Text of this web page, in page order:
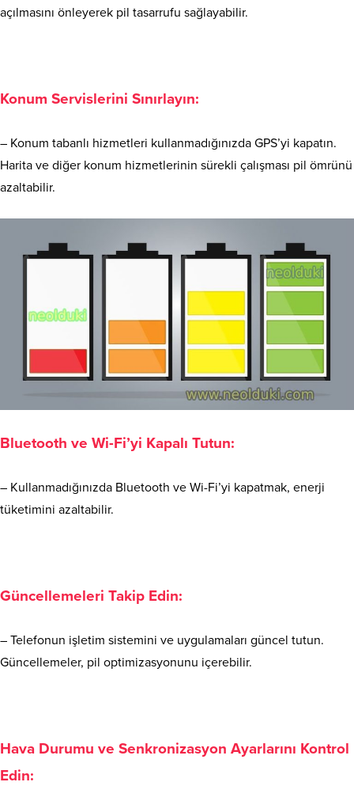
açılmasını önleyerek pil tasarrufu sağlayabilir.
Konum Servislerini Sınırlayın:
– Konum tabanlı hizmetleri kullanmadığınızda GPS’yi kapatın.
Harita ve diğer konum hizmetlerinin sürekli çalışması pil ömrünü
azaltabilir.
Bluetooth ve Wi-Fi’yi Kapalı Tutun:
– Kullanmadığınızda Bluetooth ve Wi-Fi’yi kapatmak, enerji
tüketimini azaltabilir.
Güncellemeleri Takip Edin:
– Telefonun işletim sistemini ve uygulamaları güncel tutun.
Güncellemeler, pil optimizasyonunu içerebilir.
Hava Durumu ve Senkronizasyon Ayarlarını Kontrol
Edin: